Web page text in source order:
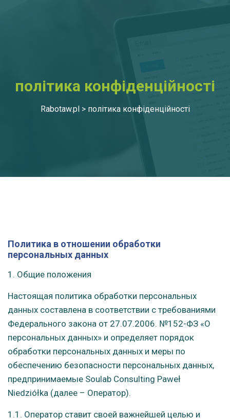
політика конфіденційності
Rabotaw.pl> політика конфіденційності
Политика в отношении обработки
персональных данных
1. Общие положения
Настоящая политика обработки персональных
данных составлена в соответствии с требованиями
Федерального закона от 27.07.2006. №152-ФЗ «О
персональных данных» и определяет порядок
обработки персональных данных и меры по
обеспечению безопасности персональных данных,
предпринимаемые Soulab Consulting Paweł
Niedziółka (далее – Оператор).
1.1. Оператор ставит своей важнейшей целью и